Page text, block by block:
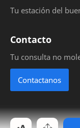
Tu estación del
Contacto
Tu consulta no
Contactanos